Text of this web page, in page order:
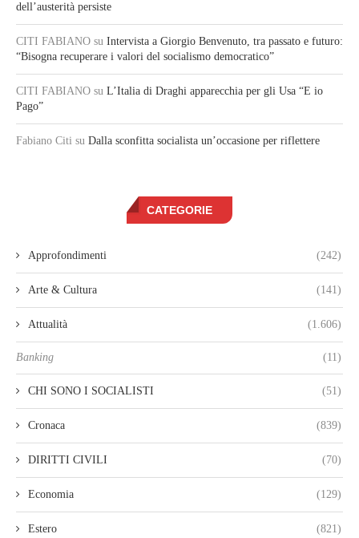
dell’austerità persiste
CITI FABIANO su Intervista a Giorgio Benvenuto, tra passato e futuro:
“Bisogna recuperare i valori del socialismo democratico”
CITI FABIANO su L’Italia di Draghi apparecchia per gli Usa “E io
Pago”
Fabiano Citi su Dalla sconfitta socialista un’occasione per riflettere
CATEGORIE
Approfondimenti (242)
Arte & Cultura (141)
Attualità (1.606)
Banking (11)
CHI SONO I SOCIALISTI (51)
Cronaca (839)
DIRITTI CIVILI (70)
Economia (129)
Estero (821)